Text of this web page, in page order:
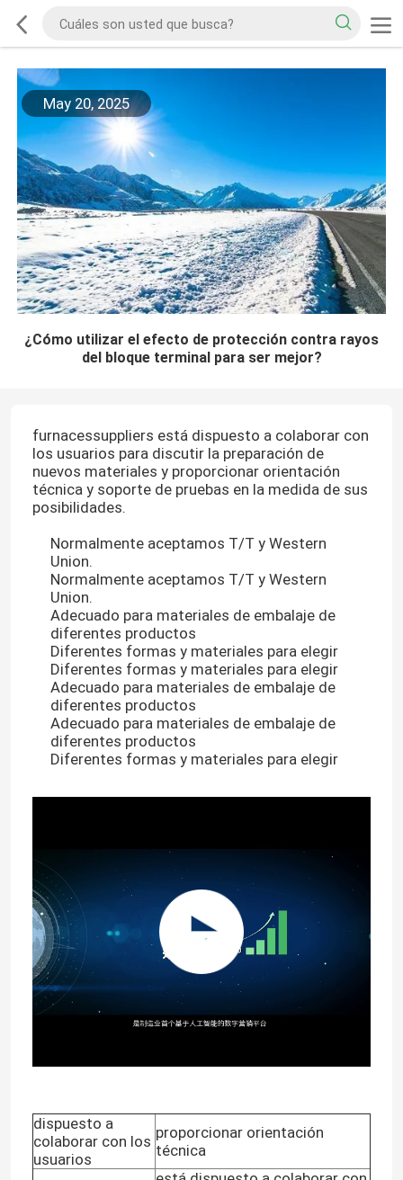
May 20, 2025
¿Cómo utilizar el efecto de protección contra rayos
del bloque terminal para ser mejor?
furnacessuppliers está dispuesto a colaborar con
los usuarios para discutir la preparación de
nuevos materiales y proporcionar orientación
técnica y soporte de pruebas en la medida de sus
posibilidades.
Normalmente aceptamos T/T y Western
Union.
Normalmente aceptamos T/T y Western
Union.
Adecuado para materiales de embalaje de
diferentes productos
Diferentes formas y materiales para elegir
Diferentes formas y materiales para elegir
Adecuado para materiales de embalaje de
diferentes productos
Adecuado para materiales de embalaje de
diferentes productos
Diferentes formas y materiales para elegir
dispuesto a
colaborar con los
usuarios
proporcionar orientación
técnica